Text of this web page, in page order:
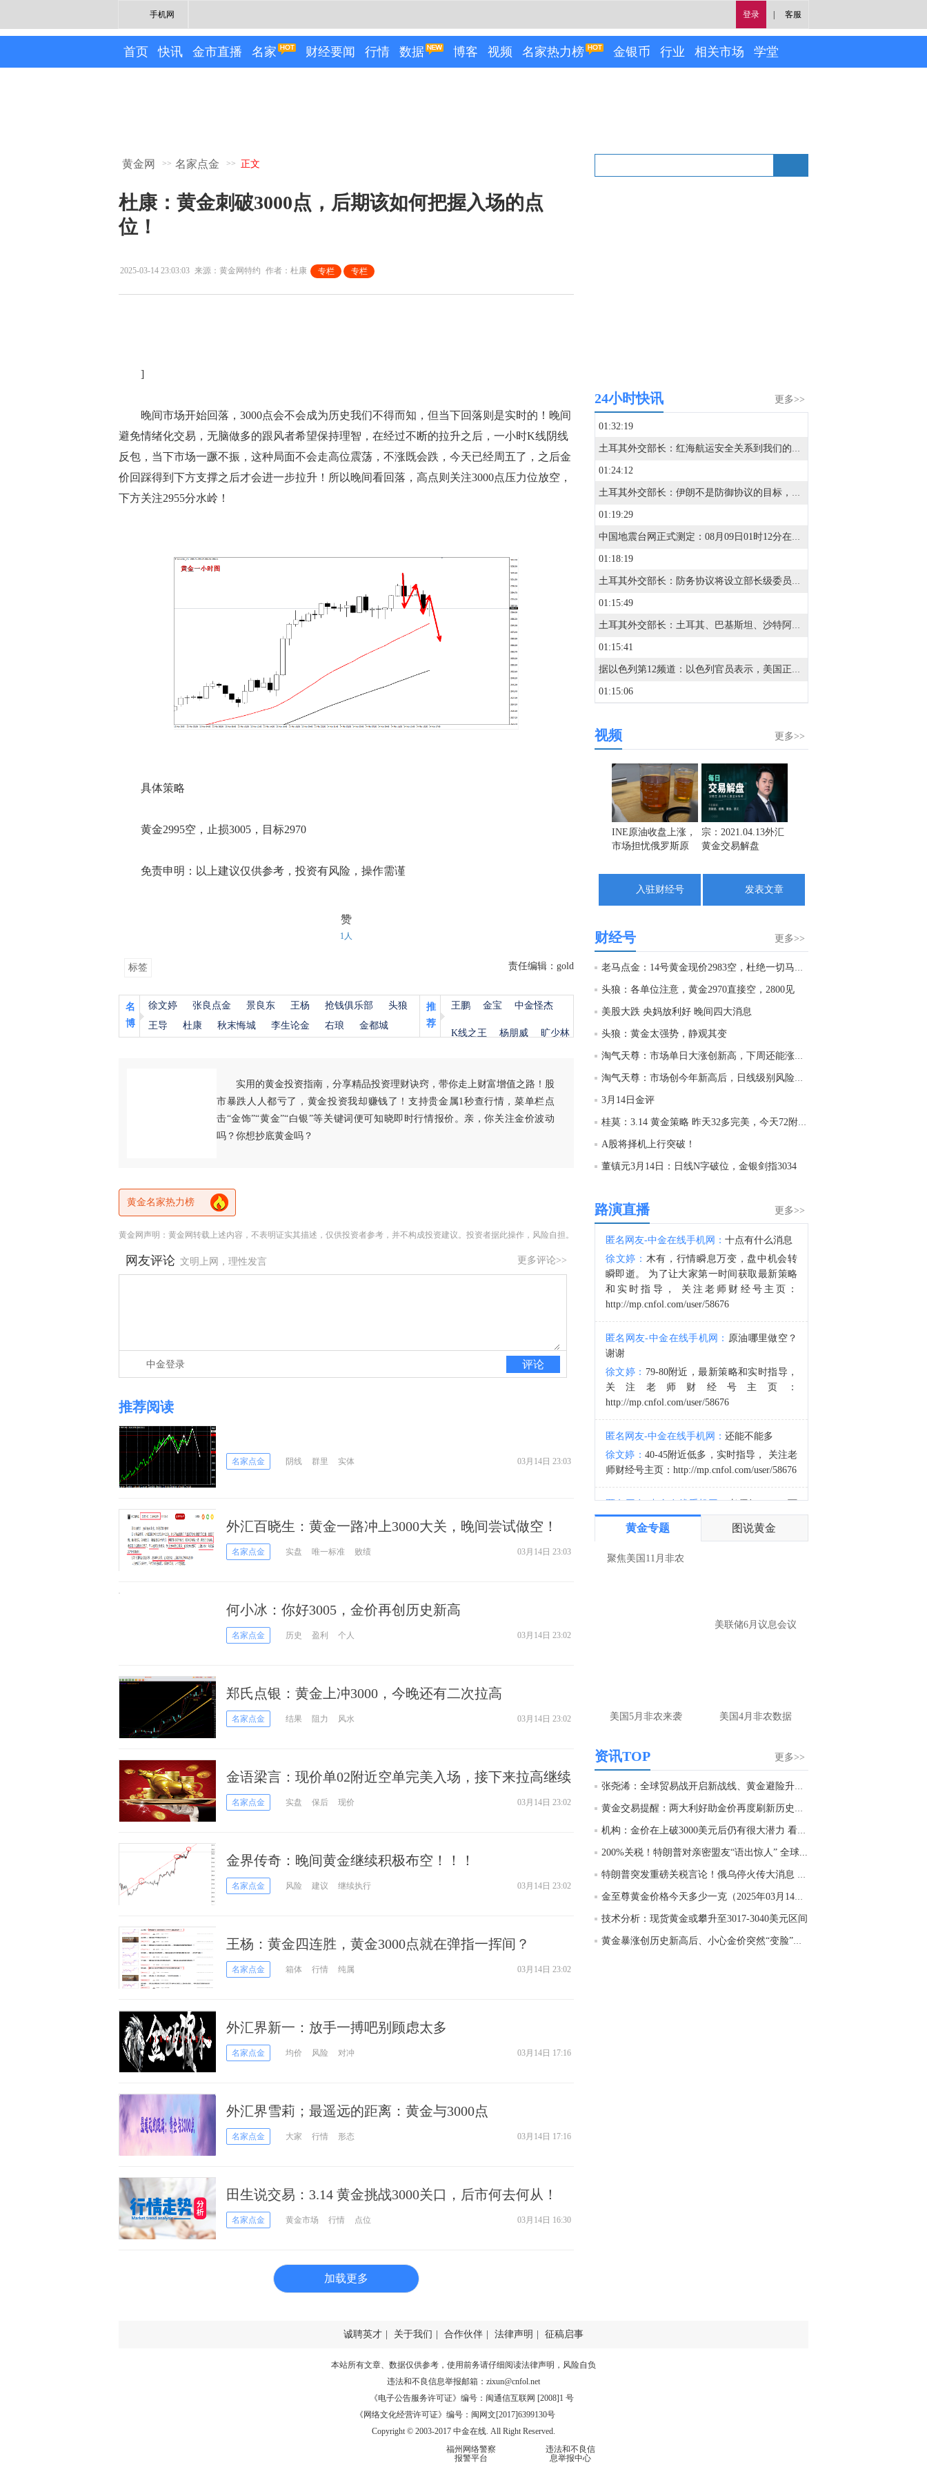
登录 客服
手机网
首页 快讯 金市直播 名家 财经要闻 行情 数据 博客 视频 名家热力榜 金银币 行业 相关市场 学堂
黄金网 >> 名家点金 >> 正文
杜康：黄金刺破3000点，后期该如何把握入场的点
位！
2025-03-14 23:03:03 来源：黄金网特约 作者：杜康 专栏 专栏
]
晚间市场开始回落，3000点会不会成为历史我们不得而知，但当下回落则是实时的！晚间
避免情绪化交易，无脑做多的跟风者希望保持理智，在经过不断的拉升之后，一小时K线阴线
反包，当下市场一蹶不振，这种局面不会走高位震荡，不涨既会跌，今天已经周五了，之后金
价回踩得到下方支撑之后才会进一步拉升！所以晚间看回落，高点则关注3000点压力位放空，
下方关注2955分水岭！
具体策略
黄金2995空，止损3005，目标2970
免责申明：以上建议仅供参考，投资有风险，操作需谨
赞
1人
标签 责任编辑：gold
名
博
徐文婷 张良点金 景良东 王杨 抢钱俱乐部
头狼
王导
杜康 秋末悔城 李生论金 右琅 金都城
推
荐
王鹏 金宝 中金怪杰
K线之王 杨朋威 旷少林
实用的黄金投资指南，分享精品投资理财诀窍，带你走上财富增值之路！股
市暴跌人人都亏了，黄金投资我却赚钱了！支持贵金属1秒查行情，菜单栏点
击“金饰”“黄金”“白银”等关键词便可知晓即时行情报价。亲，你关注金价波动
吗？你想抄底黄金吗？
黄金名家热力榜
黄金网声明：黄金网转载上述内容，不表明证实其描述，仅供投资者参考，并不构成投资建议。投资者据此操作，风险自担。
更多评论>>
网友评论 文明上网，理性发言
评论
中金登录
推荐阅读
名家点金 阴线 群里 实体 03月14日 23:03
外汇百晓生：黄金一路冲上3000大关，晚间尝试做空！
名家点金 实盘 唯一标准 败绩 03月14日 23:03
何小冰：你好3005，金价再创历史新高
名家点金 历史 盈利 个人 03月14日 23:02
郑氏点银：黄金上冲3000，今晚还有二次拉高
名家点金 结果 阻力 风水 03月14日 23:02
金语梁言：现价单02附近空单完美入场，接下来拉高继续
空；
名家点金 实盘 保后 现价 03月14日 23:02
金界传奇：晚间黄金继续积极布空！！！
名家点金 风险 建议 继续执行 03月14日 23:02
王杨：黄金四连胜，黄金3000点就在弹指一挥间？
名家点金 箱体 行情 纯属 03月14日 23:02
外汇界新一：放手一搏吧别顾虑太多
名家点金 均价 风险 对冲 03月14日 17:16
外汇界雪莉；最遥远的距离：黄金与3000点
名家点金 大家 行情 形态 03月14日 17:16
田生说交易：3.14 黄金挑战3000关口，后市何去何从！
名家点金 黄金市场 行情 点位 03月14日 16:30
加载更多
更多>>
24小时快讯
01:32:19
土耳其外交部长：红海航运安全关系到我们的利益，因此土耳其必须加入沙特主导的国际联盟。
01:24:12
土耳其外交部长：伊朗不是防御协议的目标，只要不攻击成员国，任何人都不是目标。
01:19:29
中国地震台网正式测定：08月09日01时12分在新疆阿克苏地区库车市（北纬41.18度，东经83.72度）发生3.2级地震，震源深度16千米。
01:18:19
土耳其外交部长：防务协议将设立部长级委员会及秘书长，类似北约架构。
01:15:49
土耳其外交部长：土耳其、巴基斯坦、沙特阿拉伯的防务协议在技术上与北约第五条相同。
01:15:41
据以色列第12频道：以色列官员表示，美国正在限制我们的选择，并将我们推向加沙问题上的困境。
01:15:06
01:08:30
01:08:19
01:06:59
市场消息：保加利亚因无人机在其境内爆炸召见乌克兰大使。
22:56:09
伊朗总统佩泽希齐扬：问题不能仅靠战争解决。致力于根据谅解备忘录的条款推进和平进程。
22:53:12
美国副总统万斯：伊朗已通知美国将允许最大流量的石油通过海峡，但我们不信任他们。
更多>>
视频
INE原油收盘上涨，
市场担忧俄罗斯原
宗：2021.04.13外汇
黄金交易解盘
入驻财经号 发表文章
更多>>
财经号
老马点金：14号黄金现价2983空，杜绝一切马后炮！
头狼：各单位注意，黄金2970直接空，2800见
美股大跌 央妈放利好 晚间四大消息
头狼：黄金太强势，静观其变
淘气天尊：市场单日大涨创新高，下周还能涨吗？
淘气天尊：市场创今年新高后，日线级别风险大！
3月14日金评
桂莫：3.14 黄金策略 昨天32多完美，今天72附近多！
A股将择机上行突破！
董镇元3月14日：日线N字破位，金银剑指3034
更多>>
路演直播
匿名网友-中金在线手机网： 十点有什么消息
徐文婷： 木有，行情瞬息万变，盘中机会转
瞬即逝。 为了让大家第一时间获取最新策略
和实时指导， 关注老师财经号主页：
http://mp.cnfol.com/user/58676
匿名网友-中金在线手机网： 原油哪里做空？
谢谢
徐文婷： 79-80附近，最新策略和实时指导，
关注老师财经号主页：
http://mp.cnfol.com/user/58676
匿名网友-中金在线手机网： 还能不能多
徐文婷： 40-45附近低多，实时指导， 关注老
师财经号主页：http://mp.cnfol.com/user/58676
匿名网友-中金在线手机网：老师好，4345可
以多吗？
让大家第一时间获取最新策略和实时指
匿名网友-中金在线手机网：
黄金多，看到什
徐文婷：
时指导， 关注老师财经号主页：
http://mp.cnfol.com/user/58676
匿名网友-中金在线手机网：止损多少 老师
徐文婷：7美金
度。70一50？。
徐文婷：带上止损博弈，实时指导， 关注老
师财经号主页：http://mp.cnfol.com/user/58676
匿名网友-中金在线手机网：
老师好，金现在
黄金专题 图说黄金
聚焦美国11月非农
美联储6月议息会议
美国5月非农来袭 美国4月非农数据
更多>>
资讯TOP
张尧浠：全球贸易战开启新战线、黄金避险升级剑...
黄金交易提醒：两大利好助金价再度刷新历史高点...
机构：金价在上破3000美元后仍有很大潜力 看到3...
200%关税！特朗普对亲密盟友“语出惊人” 全球...
特朗普突发重磅关税言论！俄乌停火传大消息 金...
金至尊黄金价格今天多少一克（2025年03月14日）
技术分析：现货黄金或攀升至3017-3040美元区间
黄金暴涨创历史新高后、小心金价突然“变脸”！...
诚聘英才 关于我们 合作伙伴 法律声明 征稿启事
本站所有文章、数据仅供参考，使用前务请仔细阅读法律声明 ，风险自负
违法和不良信息举报邮箱： zixun@cnfol.net
《电子公告服务许可证》编号：闽通信互联网 [2008]1 号
《网络文化经营许可证》编号：闽网文[2017]6399130号
Copyright © 2003-2017 中金在线. All Right Reserved.
福州网络警察
报警平台
违法和不良信
息举报中心